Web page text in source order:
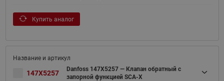
Купить аналог
147X5257
Danfoss 147X5257 — Клапан обратный с
запорной функцией SCA-X